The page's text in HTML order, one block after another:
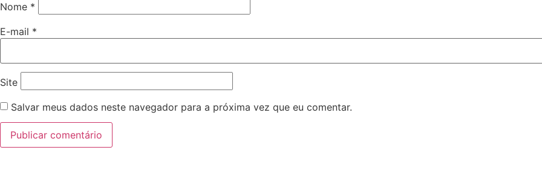
Nome *
E-mail *
Site
Salvar meus dados neste navegador para a próxima vez que eu comentar.